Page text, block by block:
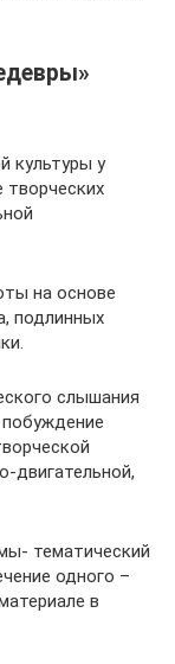
культуры у
творческих
на основе
подлинных
слышания
двигательной,
тематический
одного –
в